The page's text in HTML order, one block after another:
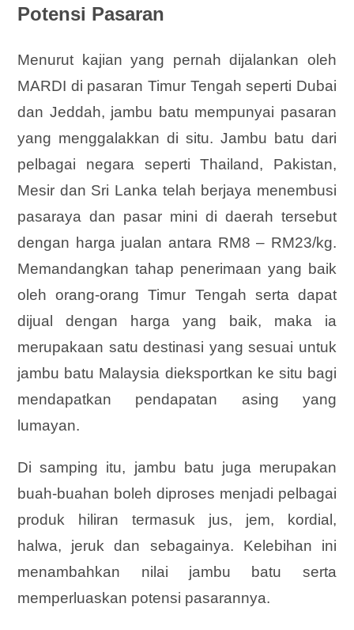
Potensi Pasaran
Menurut kajian yang pernah dijalankan oleh
MARDI di pasaran Timur Tengah seperti Dubai
dan Jeddah, jambu batu mempunyai pasaran
yang menggalakkan di situ. Jambu batu dari
pelbagai negara seperti Thailand, Pakistan,
Mesir dan Sri Lanka telah berjaya menembusi
pasaraya dan pasar mini di daerah tersebut
dengan harga jualan antara RM8 – RM23/kg.
Memandangkan tahap penerimaan yang baik
oleh orang-orang Timur Tengah serta dapat
dijual dengan harga yang baik, maka ia
merupakaan satu destinasi yang sesuai untuk
jambu batu Malaysia dieksportkan ke situ bagi
mendapatkan pendapatan asing yang
lumayan.
Di samping itu, jambu batu juga merupakan
buah-buahan boleh diproses menjadi pelbagai
produk hiliran termasuk jus, jem, kordial,
halwa, jeruk dan sebagainya. Kelebihan ini
menambahkan nilai jambu batu serta
memperluaskan potensi pasarannya.